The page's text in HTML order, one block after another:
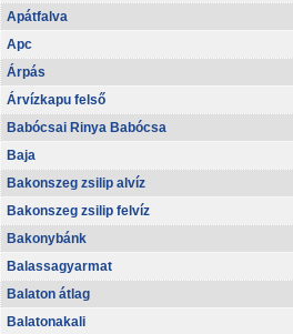
Apátfalva
Apc
Árpás
Árvízkapu felső
Babócsai Rinya Babócsa
Baja
Bakonszeg zsilip alvíz
Bakonszeg zsilip felvíz
Bakonybánk
Balassagyarmat
Balaton átlag
Balatonakali